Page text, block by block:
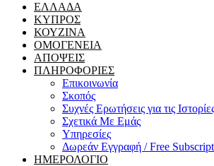
ΕΛΛΑΔΑ
ΚΥΠΡΟΣ
ΚΟΥΖΙΝΑ
ΟΜΟΓΕΝΕΙΑ
ΑΠΟΨΕΙΣ
ΠΛΗΡΟΦΟΡΙΕΣ
Επικοινωνία
Σκοπός
Συχνές Ερωτήσεις για τις
Σχετικά Με Εμάς
Υπηρεσίες
Δωρεάν Εγγραφή / Free
ΗΜΕΡΟΛΟΓΙΟ